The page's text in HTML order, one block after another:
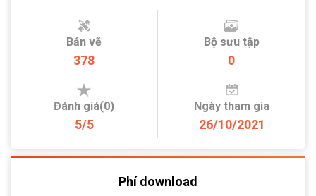
Bản vẽ
378
Bộ sưu tập
0
Đánh giá(0)
5/5
Ngày tham gia
26/10/2021
Phí download